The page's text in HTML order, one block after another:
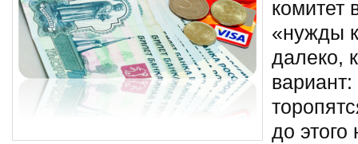
комитет
«нужды
далеко,
до этого